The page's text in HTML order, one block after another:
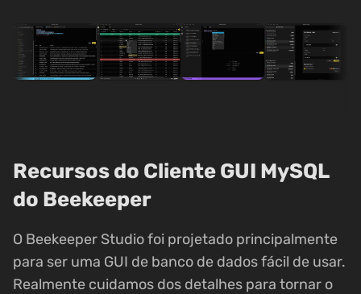
Recursos do Cliente GUI MySQL
do Beekeeper
O Beekeeper Studio foi projetado principalmente
para ser uma GUI de banco de dados fácil de usar.
Realmente cuidamos dos detalhes para tornar o